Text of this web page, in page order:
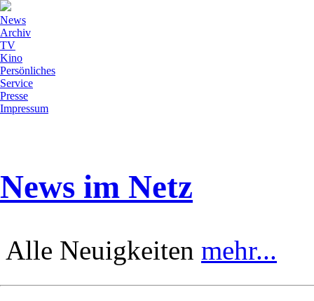
News
Archiv
TV
Kino
Persönliches
Service
Presse
Impressum
News im Netz
Alle Neuigkeiten mehr...